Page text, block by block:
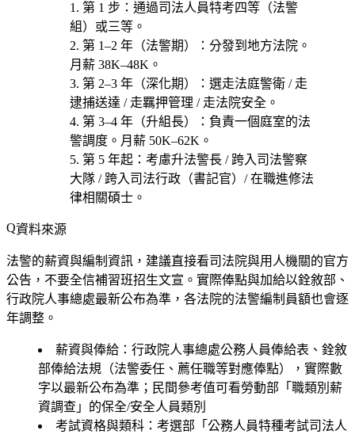
第 1 步 ：通過司法人員特考四等（法警
組）或三等 。
第 1–2 年（法警期）
：分發到地方法院。
月薪 38K–48K。
第 2–3 年（深化期）
：選走法庭警衛 / 走
逮捕送達 / 走羈押管理 / 走法院安全 。
第 3–4 年（升組長）
：負責一個庭室的法
警調度。月薪 50K–62K。
第 5 年起 ：考慮升法警長 / 跨入司法警察
大隊 / 跨入司法行政（書記官）/ 在職進修法
律相關碩士 。
資料來源
法警的薪資與編制資訊，建議直接看司法院與用人機關的官方
公告，不要全信補習班招生文宣。實際俸點與加給以銓敘部、
行政院人事總處最新公布為準，各法院的法警編制員額也會逐
年調整。
薪資與俸給 ：行政院人事總處公務人員俸給表、銓敘
部俸給法規（法警委任、薦任職等對應俸點），實際數
字以最新公布為準；民間參考值可看勞動部「職類別薪
資調查」的保全/安全人員類別
考試資格與類科 ：考選部「公務人員特種考試司法人